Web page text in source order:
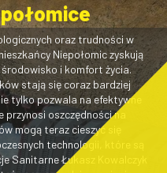
oraz trudności w
Niepołomic zyskują
i komfort życia.
stają się coraz bardziej
tylko pozwala na efektywne
przynosi oszczędności na
mogą teraz cieszyć się
technologii, które są
Sanitarne Łukasz Kowalczyk